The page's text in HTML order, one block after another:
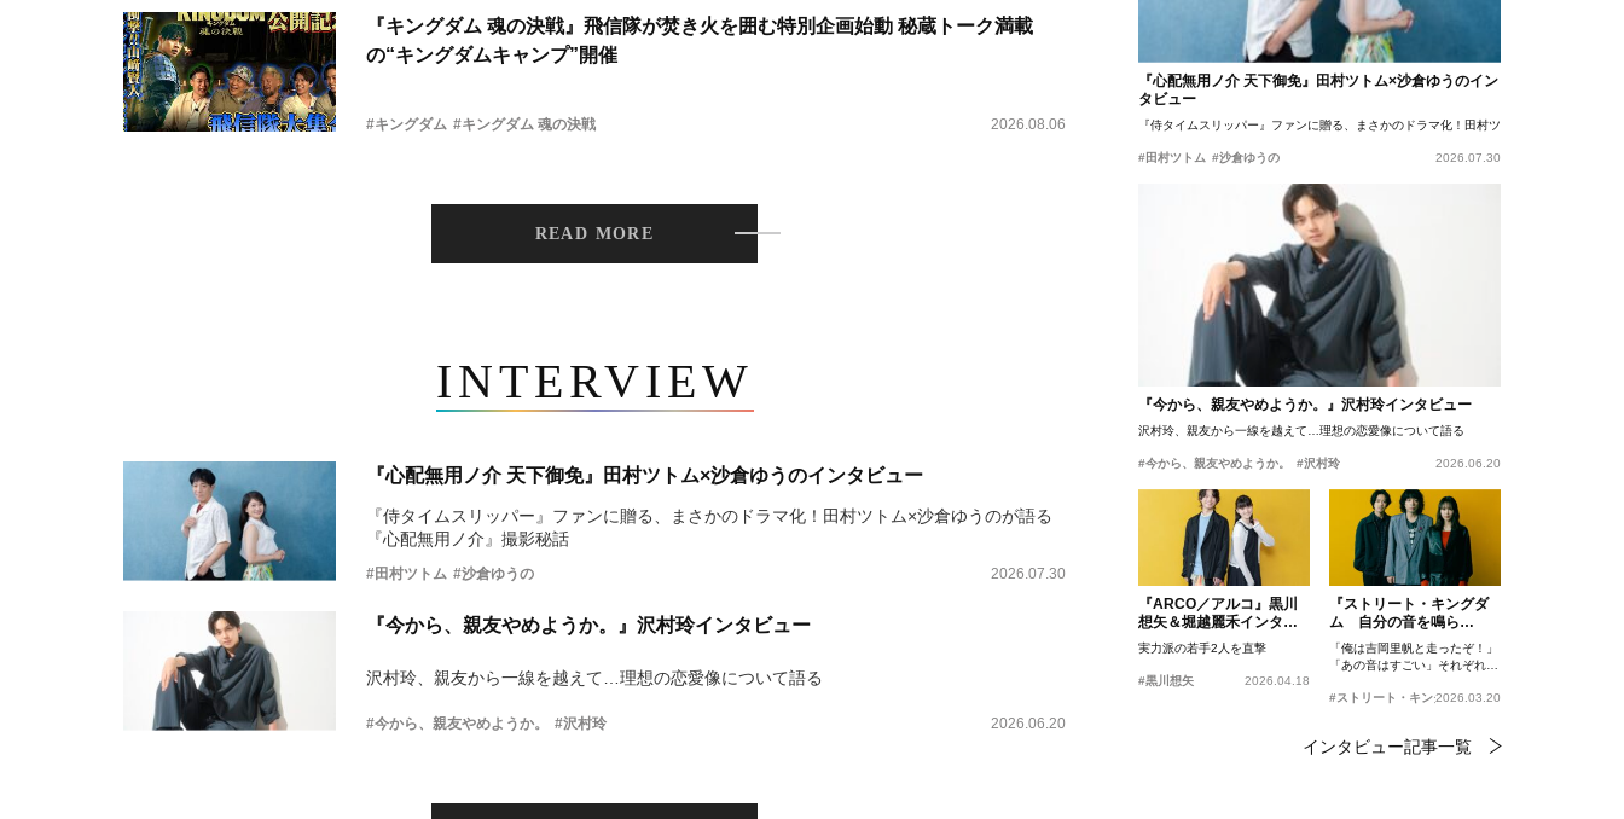
『キングダム 魂の決戦』飛信隊が焚き火を囲む特別企画始動 秘蔵トーク満載
の“キングダムキャンプ”開催
#キングダム #キングダム 魂の決戦 2026.08.06
READ MORE
INTERVIEW
『心配無用ノ介 天下御免』田村ツトム×沙倉ゆうのインタビュー
『侍タイムスリッパー』ファンに贈る、まさかのドラマ化！田村ツトム×沙倉ゆうのが語る
『心配無用ノ介』撮影秘話
#田村ツトム #沙倉ゆうの 2026.07.30
『今から、親友やめようか。』沢村玲インタビュー
沢村玲、親友から一線を越えて…理想の恋愛像について語る
#今から、親友やめようか。 #沢村玲 2026.06.20
『心配無用ノ介 天下御免』田村ツトム×沙倉ゆうのイン
タビュー
『侍タイムスリッパー』ファンに贈る、まさかのドラマ化！田村ツトム×沙倉ゆうのが語
#田村ツトム #沙倉ゆうの 2026.07.30
『今から、親友やめようか。』沢村玲インタビュー
沢村玲、親友から一線を越えて…理想の恋愛像について語る
#今から、親友やめようか。 #沢村玲 2026.06.20
『ARCO／アルコ』黒川
想矢＆堀越麗禾インタビ
ュー
実力派の若手2人を直撃
#黒川想矢 2026.04.18
『ストリート・キングダ
ム 自分の音を鳴ら
せ。』峯田和伸、若葉竜
也、吉岡里帆インタビュ
ー
「俺は吉岡里帆と走ったぞ！」
「あの音はすごい」それぞれの
#ストリート・キングダム 自分の音を鳴らせ。
2026.03.20
インタビュー記事一覧